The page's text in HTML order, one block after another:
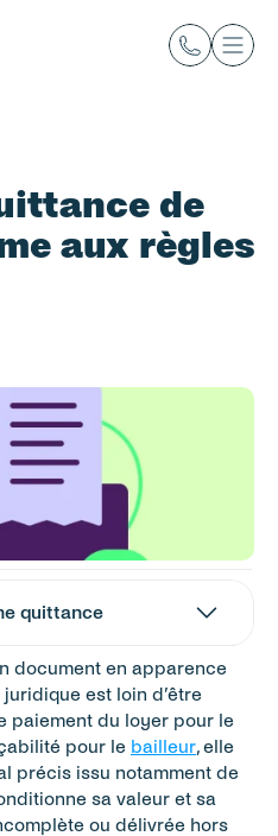
de
aux règles
quittance
document en apparence
est loin d’être
paiement du loyer pour le
pour le bailleur, elle
précis issu notamment de
sa valeur et sa
ou délivrée hors